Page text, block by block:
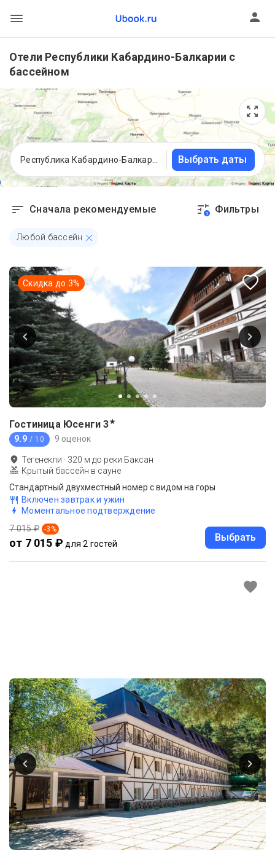
Отели Республики Кабардино-Балкарии с
бассейном
Выбрать даты
Сначала рекомендуемые 1 Фильтры
Любой бассейн
Скидка до 3%
Гостиница Юсенги 3★
9.9 / 10 9 оценок
Тегенекли · 320 м до реки Баксан
Крытый бассейн в сауне
Стандартный двухместный номер с видом на горы
Включен завтрак и ужин
Моментальное подтверждение
7 015 ₽ -3 %
от 7 015 ₽ для 2 гостей
Выбрать